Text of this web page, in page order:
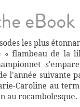
eBook
les plus
« flambeau de la
l'année suivante
Caroline au
au rocambolesque.